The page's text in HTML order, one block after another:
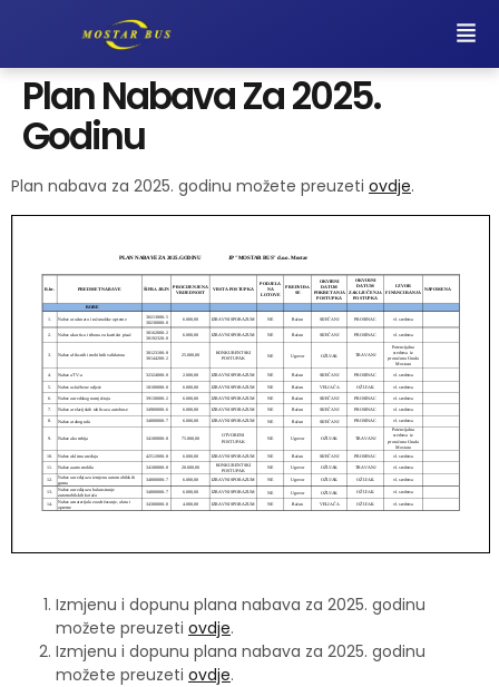
Plan Nabava Za 2025.
Godinu
Plan nabava za 2025. godinu možete preuzeti ovdje.
Izmjenu i dopunu plana nabava za 2025. godinu
možete preuzeti ovdje.
Izmjenu i dopunu plana nabava za 2025. godinu
možete preuzeti ovdje.